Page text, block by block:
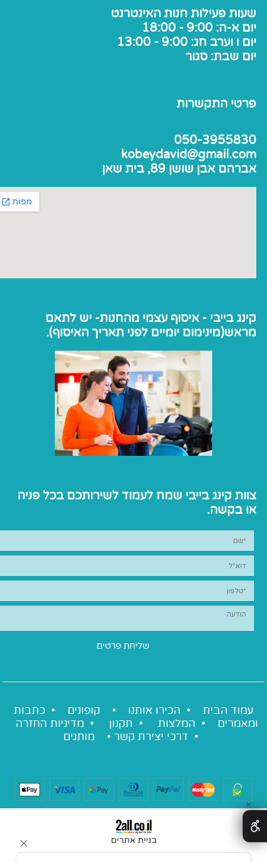
שעות פעילות חנות האינטרנט
יום א-ה: 9:00 - 18:00
יום ו וערב חג: 9:00 - 13:00
יום שבת: סגור
פרטי התקשרות
050-3955830
kobeydavid@gmail.com
אברהם אבן שושן 89, בית שאן
קינג בייבי - איסוף עצמי מהחנות- יש לתאם
מראש(מינימום יומיים לפני תאריך האיסוף).
צוות קינג בייבי שמח לעמוד לשירותכם בכל פניה
או בקשה.
עמוד הבית • הכירו אותנו • קופונים • כתבות
ומאמרים • המלצות • תקנון • מדיניות החזרה
• דרכי יצירת קשר • מותגים
בניית אתרים
✕